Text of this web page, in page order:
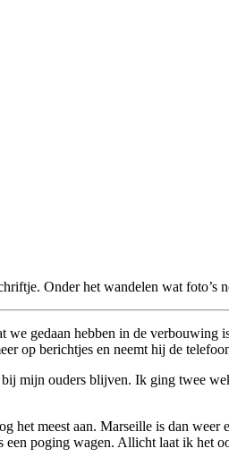
Onder het wandelen wat foto’s
gedaan hebben in de verbouwing
op berichtjes en neemt hij de
mijn ouders blijven. Ik ging twee
meest aan. Marseille is dan
poging wagen. Allicht laat ik het